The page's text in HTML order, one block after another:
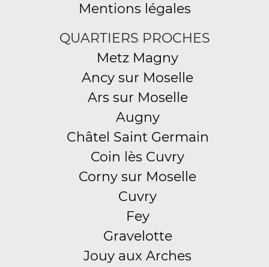
Mentions légales
QUARTIERS PROCHES
Metz Magny
Ancy sur Moselle
Ars sur Moselle
Augny
Châtel Saint Germain
Coin lès Cuvry
Corny sur Moselle
Cuvry
Fey
Gravelotte
Jouy aux Arches